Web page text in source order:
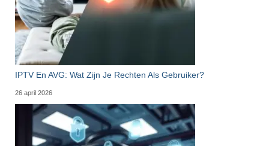
IPTV En AVG: Wat Zijn Je Rechten Als Gebruiker?
26 april 2026